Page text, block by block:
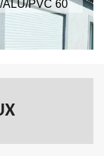
ALU/PVC 60